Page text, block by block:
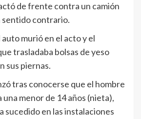
de frente contra un camión
sentido contrario.
murió en el acto y el
trasladaba bolsas de yeso
sus piernas.
tras conocerse que el hombre
una menor de 14 años (nieta),
sucedido en las instalaciones